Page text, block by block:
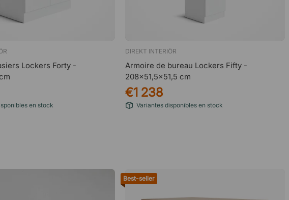
Lockers Forty -
en stock
DIREKT INTERIÖR
Armoire de bureau Lockers Fifty -
208x51,5x51,5 cm
€1 238
Variantes disponibles en stock
Best-seller